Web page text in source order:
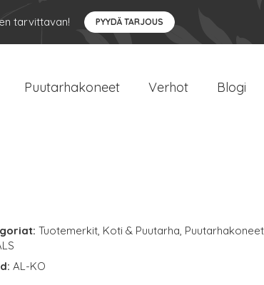
tarvittavan! PYYDÄ TARJOUS
Puutarhakoneet Verhot Blogi
Tuotemerkit, Koti & Puutarha, Puutarhakoneet
AL-KO